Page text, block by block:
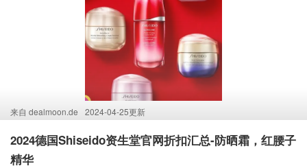
来自 dealmoon.de 2024-04-25更新
2024德国Shiseido资生堂官网折扣汇总-防晒霜，红腰子
精华